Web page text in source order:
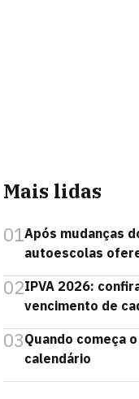
Mais lidas
01Após mudanças
autoescolas
02IPVA 2026:
vencimento de
03Quando começa
calendário